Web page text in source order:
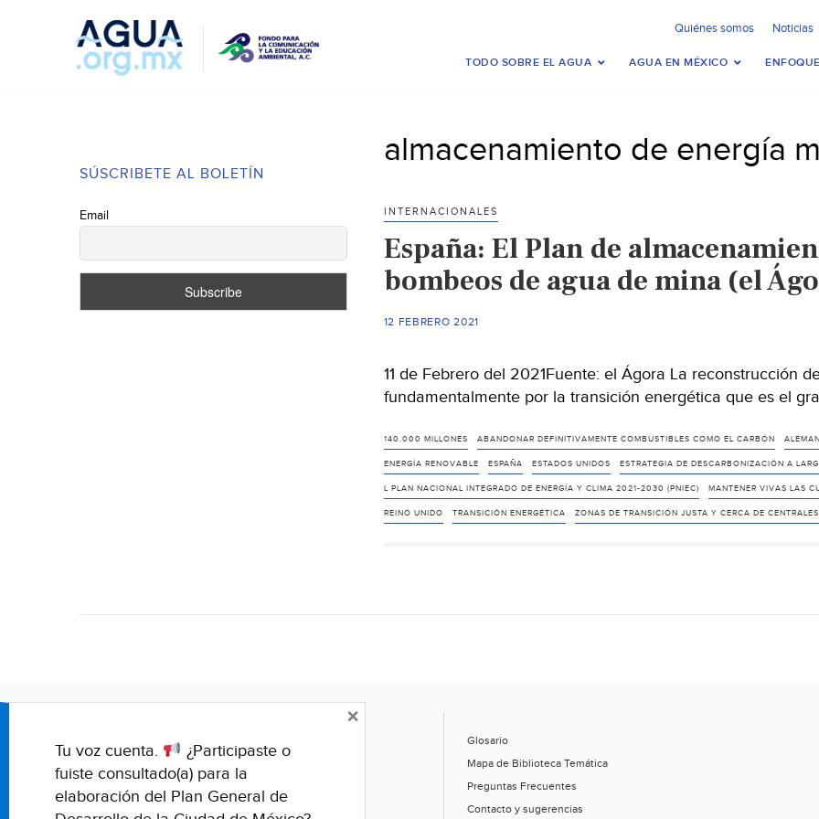
Quiénes somos Noticias
TODO SOBRE EL AGUA AGUA EN MÉXICO
SÚSCRIBETE AL BOLETÍN
Email
almacenamiento de energía
INTERNACIONALES
España: El Plan de
bombeos de agua de mina (el
12 FEBRERO 2021
11 de Febrero del 2021Fuente: el Ágora La reconstrucción
fundamentalmente por la transición energética que es el
140.000 MILLONES ABANDONAR DEFINITIVAMENTE COMBUSTIBLES COMO EL CARBÓN
ENERGÍA RENOVABLE ESPAÑA ESTADOS UNIDOS ESTRATEGIA DE DESCARBONIZACIÓN A
L PLAN NACIONAL INTEGRADO DE ENERGÍA Y CLIMA 2021-2030 (PNIEC) MANTENER VIVAS LAS
REINO UNIDO TRANSICIÓN ENERGÉTICA ZONAS DE TRANSICIÓN JUSTA Y CERCA DE
Glosario
Mapa de Biblioteca Temática
Preguntas Frecuentes
Contacto y sugerencias
Tu voz cuenta.
¿Participaste o
fuiste consultado(a) para la
elaboración del Plan General de
×